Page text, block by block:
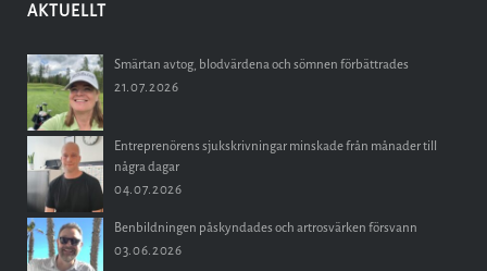
AKTUELLT
Smärtan avtog, blodvärdena och sömnen förbättrades
21.07.2026
Entreprenörens sjukskrivningar minskade från månader till
några dagar
04.07.2026
Benbildningen påskyndades och artrosvärken försvann
03.06.2026